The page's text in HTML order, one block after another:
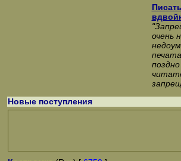
очень
Новые поступления